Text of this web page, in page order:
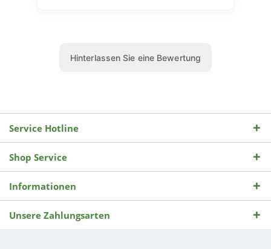
Service Hotline
Shop Service
Informationen
Unsere Zahlungsarten